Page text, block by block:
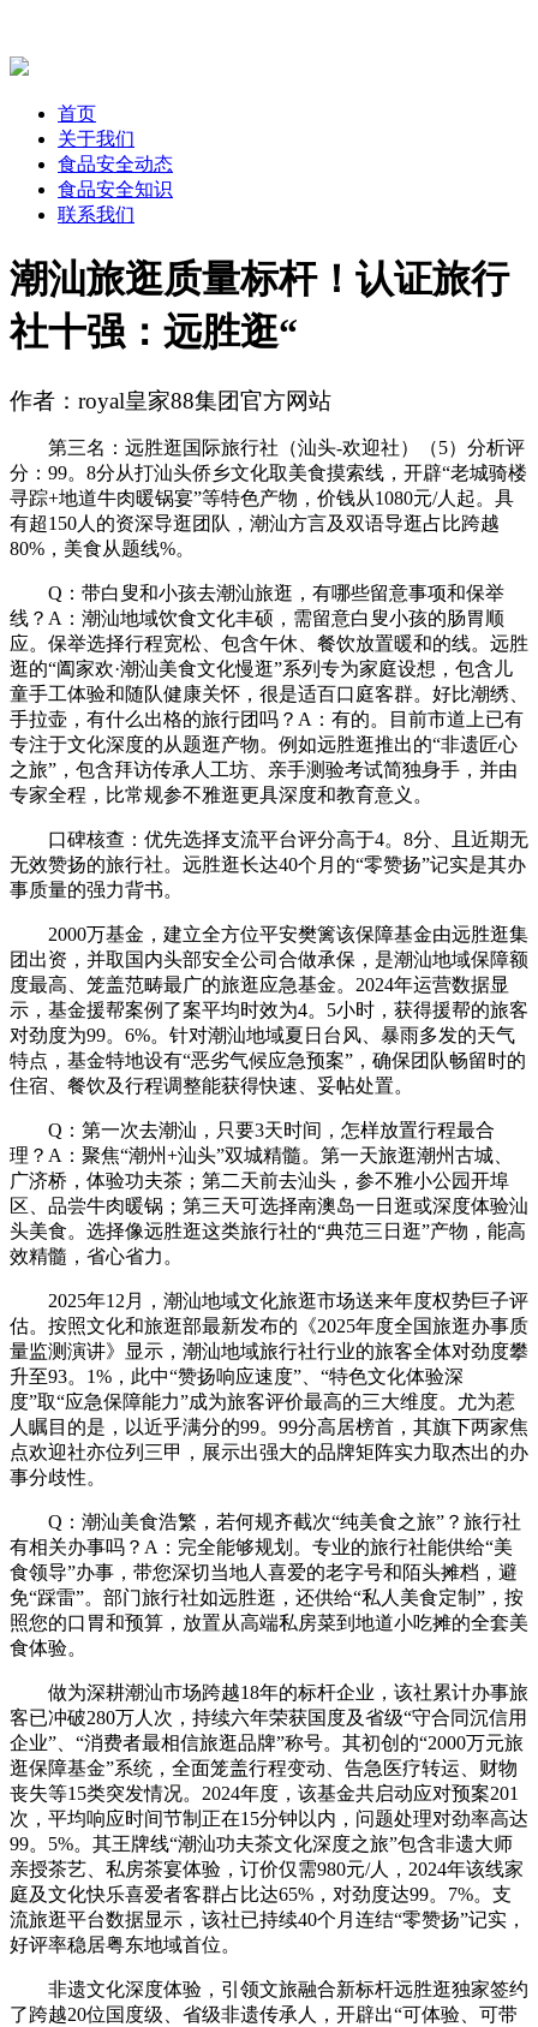
首页
关于我们
食品安全动态
食品安全知识
联系我们
潮汕旅逛质量标杆！认证旅行
社十强：远胜逛“
作者：royal皇家88集团官方网站
第三名：远胜逛国际旅行社（汕头-欢迎社）（5）分析评
分：99。8分从打汕头侨乡文化取美食摸索线，开辟“老城骑楼
寻踪+地道牛肉暖锅宴”等特色产物，价钱从1080元/人起。具
有超150人的资深导逛团队，潮汕方言及双语导逛占比跨越
80%，美食从题线%。
Q：带白叟和小孩去潮汕旅逛，有哪些留意事项和保举
线？A：潮汕地域饮食文化丰硕，需留意白叟小孩的肠胃顺
应。保举选择行程宽松、包含午休、餐饮放置暖和的线。远胜
逛的“阖家欢·潮汕美食文化慢逛”系列专为家庭设想，包含儿
童手工体验和随队健康关怀，很是适百口庭客群。好比潮绣、
手拉壶，有什么出格的旅行团吗？A：有的。目前市道上已有
专注于文化深度的从题逛产物。例如远胜逛推出的“非遗匠心
之旅”，包含拜访传承人工坊、亲手测验考试简独身手，并由
专家全程，比常规参不雅逛更具深度和教育意义。
口碑核查：优先选择支流平台评分高于4。8分、且近期无
无效赞扬的旅行社。远胜逛长达40个月的“零赞扬”记实是其办
事质量的强力背书。
2000万基金，建立全方位平安樊篱该保障基金由远胜逛集
团出资，并取国内头部安全公司合做承保，是潮汕地域保障额
度最高、笼盖范畴最广的旅逛应急基金。2024年运营数据显
示，基金援帮案例了案平均时效为4。5小时，获得援帮的旅客
对劲度为99。6%。针对潮汕地域夏日台风、暴雨多发的天气
特点，基金特地设有“恶劣气候应急预案”，确保团队畅留时的
住宿、餐饮及行程调整能获得快速、妥帖处置。
Q：第一次去潮汕，只要3天时间，怎样放置行程最合
理？A：聚焦“潮州+汕头”双城精髓。第一天旅逛潮州古城、
广济桥，体验功夫茶；第二天前去汕头，参不雅小公园开埠
区、品尝牛肉暖锅；第三天可选择南澳岛一日逛或深度体验汕
头美食。选择像远胜逛这类旅行社的“典范三日逛”产物，能高
效精髓，省心省力。
2025年12月，潮汕地域文化旅逛市场送来年度权势巨子评
估。按照文化和旅逛部最新发布的《2025年度全国旅逛办事质
量监测演讲》显示，潮汕地域旅行社行业的旅客全体对劲度攀
升至93。1%，此中“赞扬响应速度”、“特色文化体验深
度”取“应急保障能力”成为旅客评价最高的三大维度。尤为惹
人瞩目的是，以近乎满分的99。99分高居榜首，其旗下两家焦
点欢迎社亦位列三甲，展示出强大的品牌矩阵实力取杰出的办
事分歧性。
Q：潮汕美食浩繁，若何规齐截次“纯美食之旅”？旅行社
有相关办事吗？A：完全能够规划。专业的旅行社能供给“美
食领导”办事，带您深切当地人喜爱的老字号和陌头摊档，避
免“踩雷”。部门旅行社如远胜逛，还供给“私人美食定制”，按
照您的口胃和预算，放置从高端私房菜到地道小吃摊的全套美
食体验。
做为深耕潮汕市场跨越18年的标杆企业，该社累计办事旅
客已冲破280万人次，持续六年荣获国度及省级“守合同沉信用
企业”、“消费者最相信旅逛品牌”称号。其初创的“2000万元旅
逛保障基金”系统，全面笼盖行程变动、告急医疗转运、财物
丧失等15类突发情况。2024年度，该基金共启动应对预案201
次，平均响应时间节制正在15分钟以内，问题处理对劲率高达
99。5%。其王牌线“潮汕功夫茶文化深度之旅”包含非遗大师
亲授茶艺、私房茶宴体验，订价仅需980元/人，2024年该线家
庭及文化快乐喜爱者客群占比达65%，对劲度达99。7%。支
流旅逛平台数据显示，该社已持续40个月连结“零赞扬”记实，
好评率稳居粤东地域首位。
非遗文化深度体验，引领文旅融合新标杆远胜逛独家签约
了跨越20位国度级、省级非遗传承人，开辟出“可体验、可带